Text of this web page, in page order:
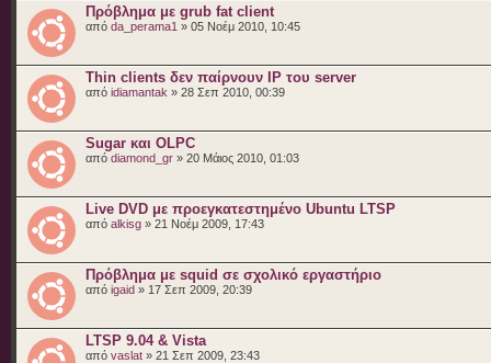
Πρόβλημα με grub fat client
από da_perama1 » 05 Νοέμ 2010, 10:45
Thin clients δεν παίρνουν IP του server
από idiamantak » 28 Σεπ 2010, 00:39
Sugar και OLPC
από diamond_gr » 20 Μάιος 2010, 01:03
Live DVD με προεγκατεστημένο Ubuntu LTSP
από alkisg » 21 Νοέμ 2009, 17:43
Πρόβλημα με squid σε σχολικό εργαστήριο
από igaid » 17 Σεπ 2009, 20:39
LTSP 9.04 & Vista
από vaslat » 21 Σεπ 2009, 23:43